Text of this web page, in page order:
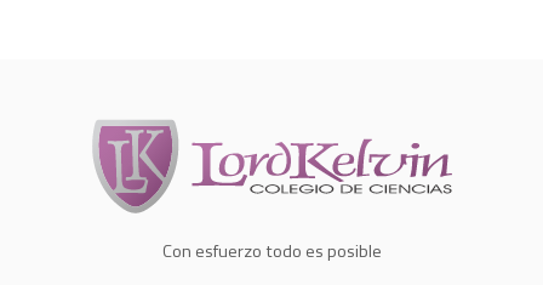
Con esfuerzo todo es posible